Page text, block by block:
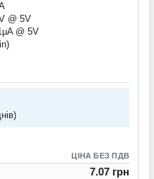
@ 5V
@ 5V
ЦІНА БЕЗ ПДВ
7.07 грн